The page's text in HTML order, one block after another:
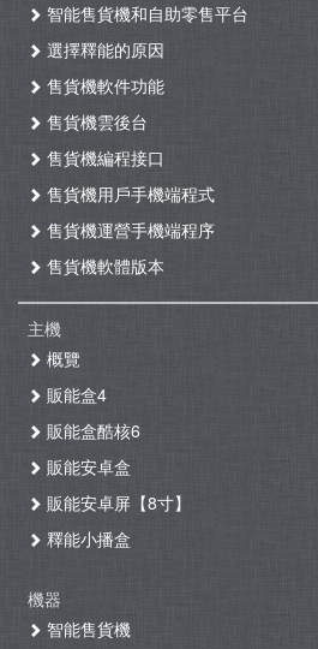
智能售貨機和自助零售平台
選擇釋能的原因
售貨機軟件功能
售貨機雲後台
售貨機編程接口
售貨機用戶手機端程式
售貨機運營手機端程序
售貨機軟體版本
主機
概覽
販能盒4
販能盒酷核6
販能安卓盒
販能安卓屏【8寸】
釋能小播盒
機器
智能售貨機